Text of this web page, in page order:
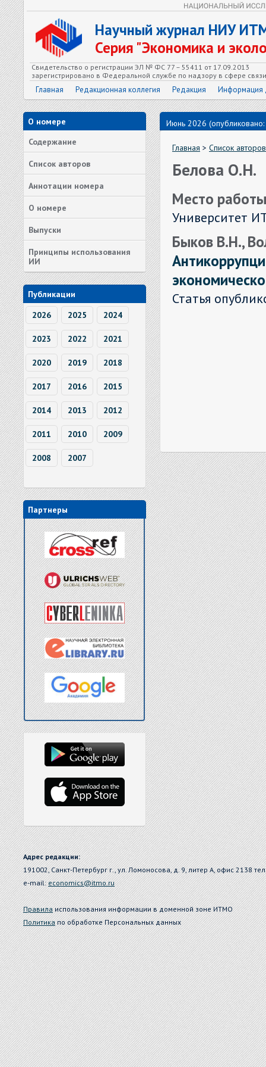
Научный журнал НИУ
Серия "Экономика и
Свидетельство о регистрации ЭЛ № ФС 77 – 55411 от 17.09.2013
зарегистрировано в Федеральной службе по надзору в сфере
Главная Редакционная коллегия Редакция Информация
О номере
Содержание
Список авторов
Аннотации номера
О номере
Выпуски
Принципы использования
ИИ
Публикации
2026
2025 2024
2023 2022 2021
2020 2019 2018
2017 2016 2015
2014 2013 2012
2011 2010 2009
2008 2007
Партнеры
Июнь 2026
Главная > Список авторов
Белова О.Н.
Место
Университет
Быков В.Н.,
Статья
Адрес редакции:
191002, Санкт-Петербург г., ул. Ломоносова, д. 9, литер А, офис 2138
e-mail:economics@itmo.ru
Правилаиспользования информации в доменной зоне ИТМО
Политикапо обработке Персональных данных